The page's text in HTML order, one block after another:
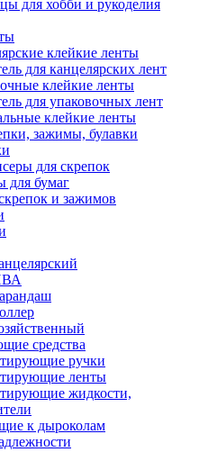
для хобби и рукоделия
клейкие ленты
для канцелярских лент
клейкие ленты
для упаковочных лент
клейкие ленты
зажимы, булавки
для скрепок
для бумаг
и зажимов
средства
ручки
ленты
жидкости,
к дыроколам